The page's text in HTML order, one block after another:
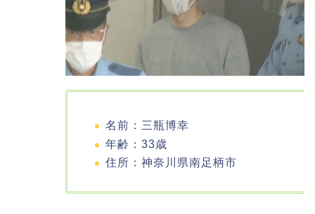
名前：三瓶博幸
年齢：33歳
住所：神奈川県南足柄市